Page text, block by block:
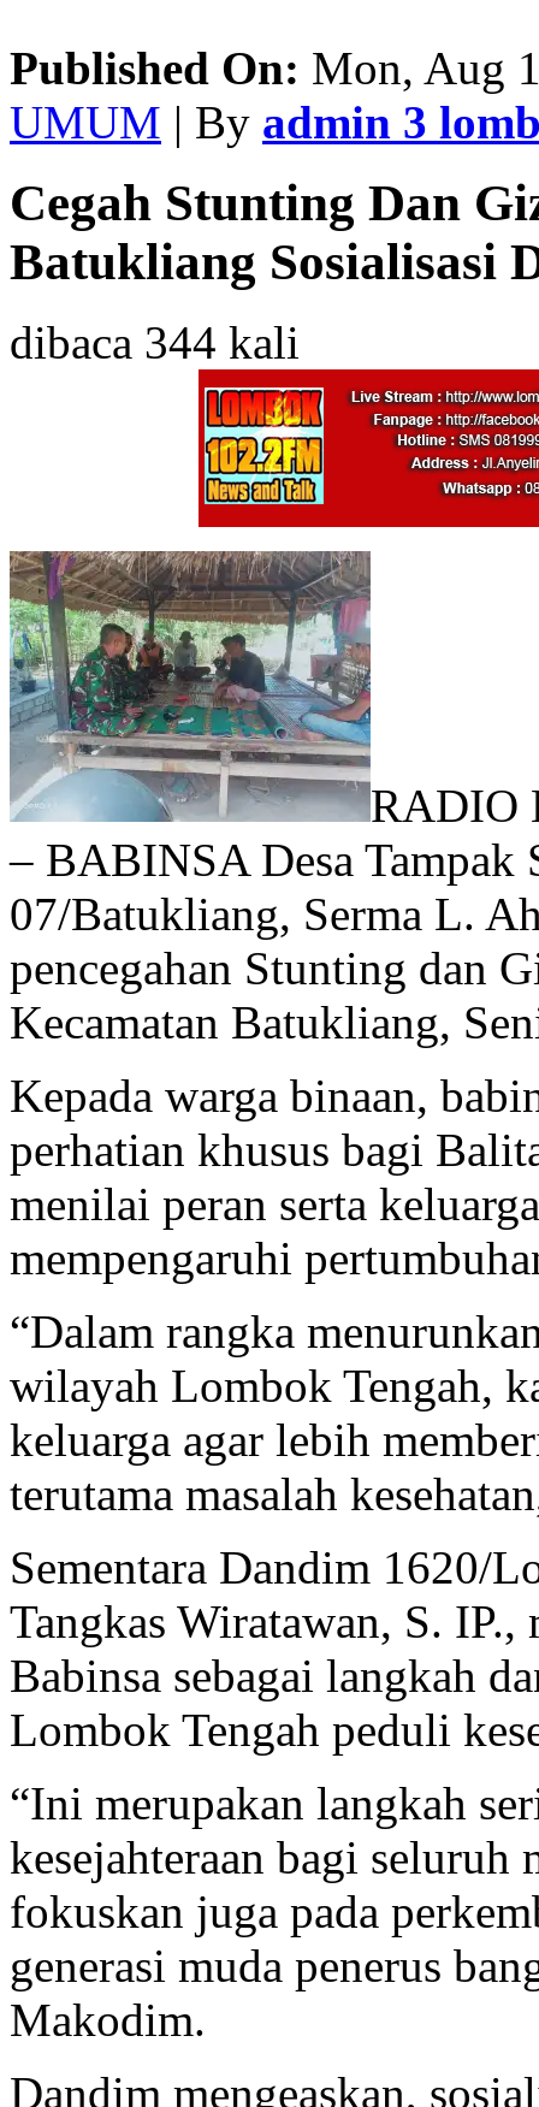
Published On: Mon, Aug
UMUM | By admin 3
Cegah Stunting Dan
Batukliang Sosialisasi
dibaca 344 kali
RADIO
– BABINSA Desa
07/Batukliang, Serma L.
pencegahan Stunting dan
Kecamatan Batukliang,
Kepada warga binaan,
perhatian khusus bagi
menilai peran serta
mempengaruhi
“Dalam rangka
wilayah Lombok Tengah,
keluarga agar lebih
terutama masalah
Sementara Dandim 1620/
Tangkas Wiratawan, S.
Babinsa sebagai langkah
Lombok Tengah peduli
“Ini merupakan langkah
kesejahteraan bagi
fokuskan juga pada
generasi muda penerus
Makodim.
Dandim mengeaskan,